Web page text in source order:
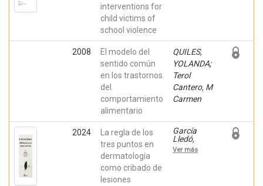
interventions for
child victims of
school violence
Esteban;
López-
Ros,
Paloma;
Molero,
María del
Mar;
Pérez-
Carmen
2008
El modelo del
sentido común
en los trastornos
del
comportamiento
alimentario
QUILES,
YOLANDA;
Terol
Cantero, M
Carmen
2024
La regla de los
tres puntos en
dermatología
como cribado de
lesiones
García
Lledó,
Javier;
Garcia-
Ver más